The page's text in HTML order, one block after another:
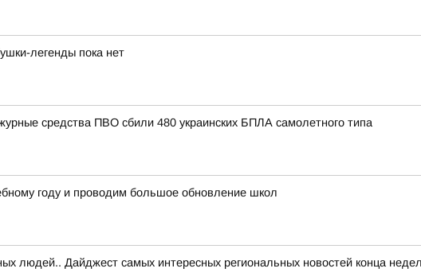
легенды пока нет
средства ПВО сбили 480 украинских БПЛА самолетного типа
году и проводим большое обновление школ
людей.. Дайджест самых интересных региональных новостей конца